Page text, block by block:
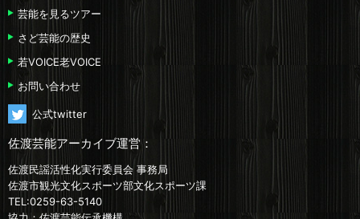
芸能を見るツアー
さど芸能の歴史
若VOICE老VOICE
お問い合わせ
公式twitter
佐渡芸能アーカイブ運営：
佐渡民謡活性化実行委員会 事務局
佐渡市観光文化スポーツ部文化スポーツ課
TEL:0259-63-5140